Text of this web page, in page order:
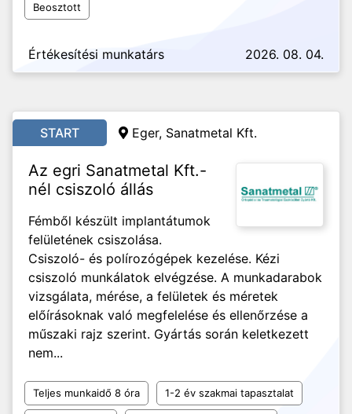
Beosztott
Értékesítési munkatárs 2026. 08. 04.
START Eger, Sanatmetal Kft.
Az egri Sanatmetal Kft.-
nél csiszoló állás
Fémből készült implantátumok
felületének csiszolása.
Csiszoló- és polírozógépek kezelése. Kézi
csiszoló munkálatok elvégzése. A munkadarabok
vizsgálata, mérése, a felületek és méretek
előírásoknak való megfelelése és ellenőrzése a
műszaki rajz szerint. Gyártás során keletkezett
nem...
Teljes munkaidő 8 óra 1-2 év szakmai tapasztalat